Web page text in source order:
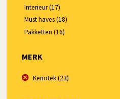
Interieur(17)
Must haves (18)
Pakketten (16)
MERK
Kenotek(23)